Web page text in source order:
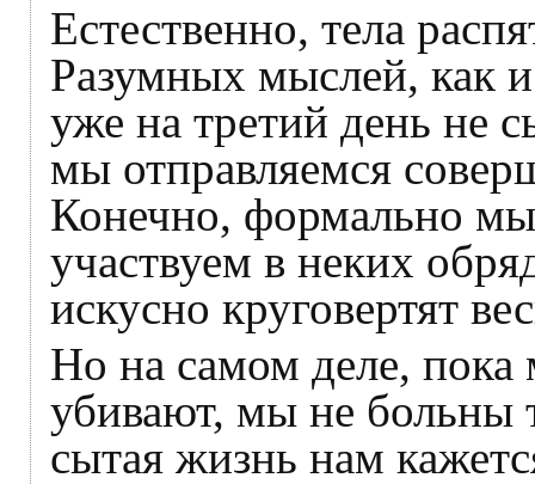
Естественно, тела
Разумных мыслей, как
уже на третий день не
мы отправляемся
Конечно, формально
участвуем в неких
искусно круговертят
Но на самом деле, пока
убивают, мы не больны
сытая жизнь нам